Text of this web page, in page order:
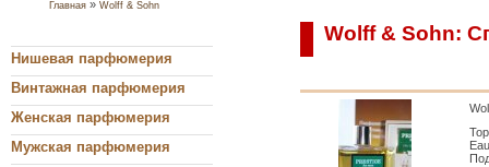
Главная » Wolff & Sohn
Нишевая парфюмерия
Винтажная парфюмерия
Женская парфюмерия
Мужская парфюмерия
Wolff & Sohn: